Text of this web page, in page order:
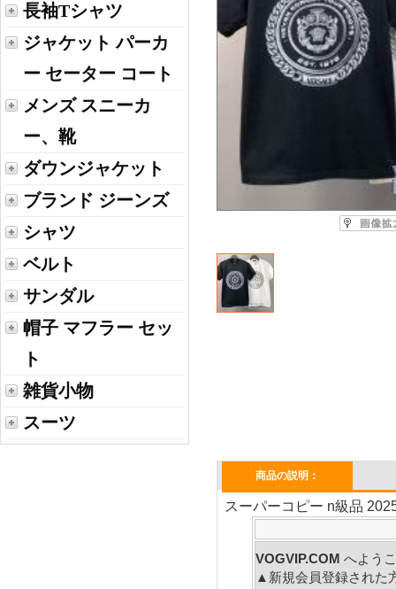
長袖Tシャツ
ジャケット パーカ
ー セーター コート
メンズ スニーカ
ー、靴
ダウンジャケット
ブランド ジーンズ
シャツ
ベルト
サンダル
帽子 マフラー セッ
ト
雑貨小物
スーツ
商品の説明：
スーパーコピー n級品
VOGVIP.COM へよう
▲新規会員登録された